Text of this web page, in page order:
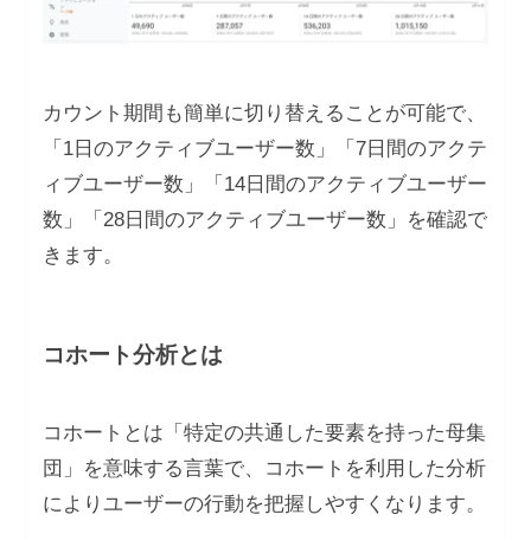
カウント期間も簡単に切り替えることが可能で、
「1日のアクティブユーザー数」「7日間のアクテ
ィブユーザー数」「14日間のアクティブユーザー
数」「28日間のアクティブユーザー数」を確認で
きます。
コホート分析とは
コホートとは「特定の共通した要素を持った母集
団」を意味する言葉で、コホートを利用した分析
によりユーザーの行動を把握しやすくなります。